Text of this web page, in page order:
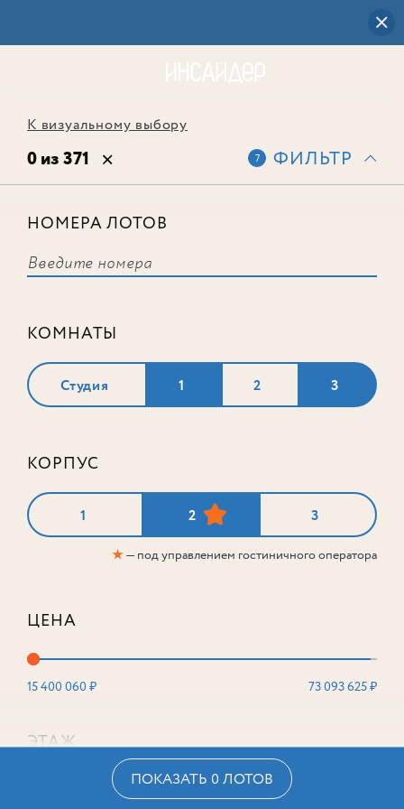
К визуальному выбору
0 из 371 7 ФИЛЬТР
НОМЕРА ЛОТОВ
КОМНАТЫ
Студия 1 2 3
КОРПУС
1 2 3
★— под управлением гостиничного оператора
ЦЕНА
15 400 060 ₽ 73 093 625 ₽
ЭТАЖ
ПОКАЗАТЬ 0 ЛОТОВ
соответствует ни одного лота